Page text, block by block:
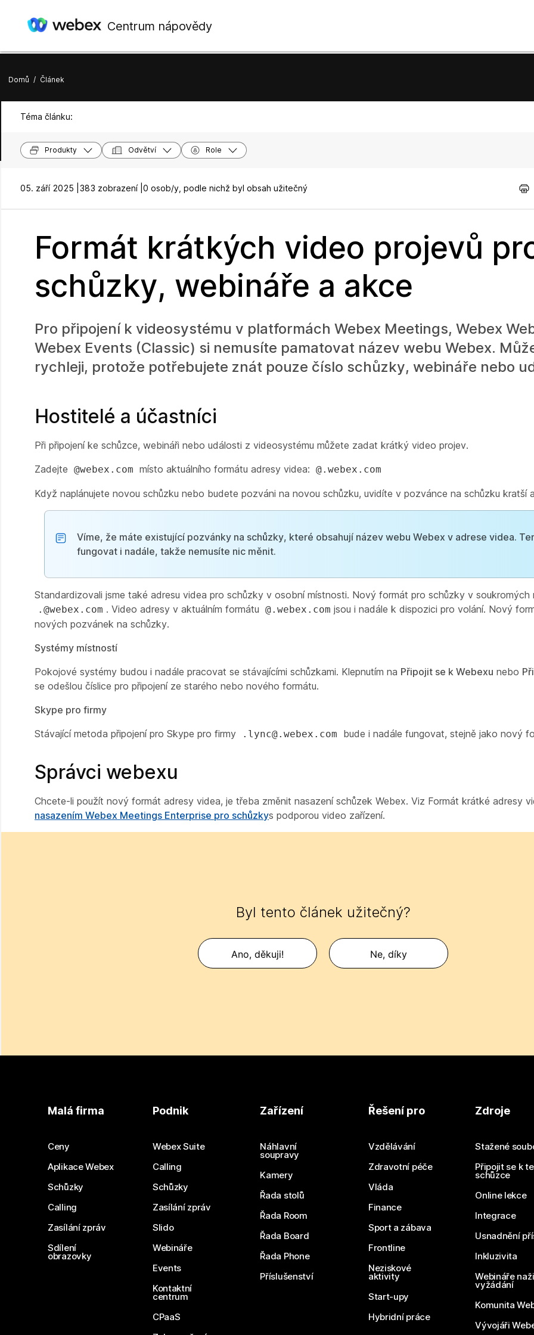
Centrum nápovědy
Domů / Článek
Téma článku:
Produkty Odvětví Role
05. září 2025 | 383 zobrazení | 0 osob/y, podle nichž byl obsah užitečný
Formát krátkých video projevů
schůzky, webináře a akce
Pro připojení k videosystému v platformách Webex Meetings, Webex
Webex Events (Classic) si nemusíte pamatovat název webu Webex.
rychleji, protože potřebujete znát pouze číslo schůzky, webináře nebo
Hostitelé a účastníci
Při připojení ke schůzce, webináři nebo události z videosystému můžete zadat krátký video projev.
Zadejte @webex.com místo aktuálního formátu adresy videa: @.webex.com
Když naplánujete novou schůzku nebo budete pozváni na novou schůzku, uvidíte v pozvánce na schůzku kratší
Víme, že máte existující pozvánky na schůzky, které obsahují název webu Webex v adrese videa.
fungovat i nadále, takže nemusíte nic měnit.
Standardizovali jsme také adresu videa pro schůzky v osobní místnosti. Nový formát pro schůzky v soukromých
.@webex.com . Video adresy v aktuálním formátu @.webex.com jsou i nadále k dispozici pro volání. Nový
nových pozvánek na schůzky.
Systémy místností
Pokojové systémy budou i nadále pracovat se stávajícími schůzkami. Klepnutím na Připojit se k Webexu nebo
se odešlou číslice pro připojení ze starého nebo nového formátu.
Skype pro firmy
Stávající metoda připojení pro Skype pro firmy
.lync@.webex.com bude i nadále fungovat, stejně jako nový
Správci webexu
Chcete-li použít nový formát adresy videa, je třeba změnit nasazení schůzek Webex. Viz Formát krátké adresy
nasazením Webex Meetings Enterprise pro schůzkys podporou video zařízení.
Byl tento článek užitečný?
Ano, děkuji! Ne, díky
Malá firma
Ceny
Aplikace Webex
Schůzky
Calling
Zasílání zpráv
Sdílení
obrazovky
Podnik
Webex Suite
Calling
Schůzky
Zasílání zpráv
Slido
Webináře
Events
Kontaktní
centrum
CPaaS
Zařízení
Náhlavní
soupravy
Kamery
Řada stolů
Řada Room
Řada Board
Řada Phone
Příslušenství
Řešení pro
Vzdělávání
Zdravotní péče
Vláda
Finance
Sport a zábava
Frontline
Neziskové
aktivity
Start-upy
Hybridní práce
Zdroje
Stažené
Připojit se k
schůzce
Online lekce
Integrace
Usnadnění
Inkluzivita
Webináře
vyžádání
Komunita
Vývojáři